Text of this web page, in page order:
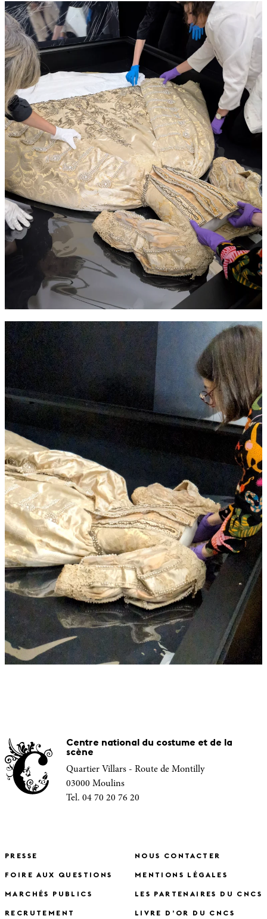
Centre national du costume et de la
scène
Quartier Villars - Route de Montilly
03000 Moulins
Tel. 04 70 20 76 20
PRESSE
FOIRE AUX QUESTIONS
MARCHÉS PUBLICS
RECRUTEMENT
NOUS CONTACTER
MENTIONS LÉGALES
LES PARTENAIRES DU CNCS
LIVRE D’OR DU CNCS